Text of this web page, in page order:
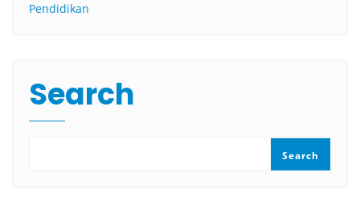
Pendidikan
Search
Search